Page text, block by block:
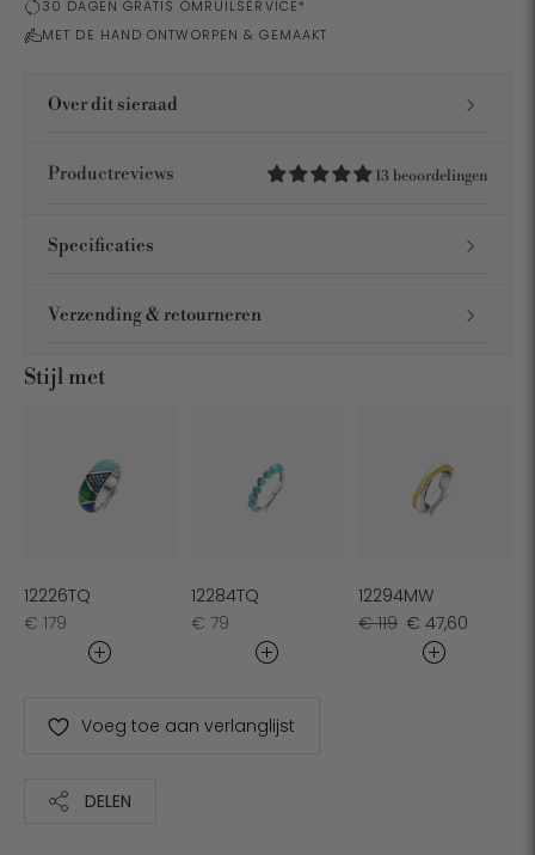
30 DAGEN GRATIS OMRUILSERVICE*
MET DE HAND ONTWORPEN & GEMAAKT
Over dit sieraad
Productreviews 13 beoordelingen
Specificaties
Verzending & retourneren
Stijl met
12226TQ
Normale
€ 179
12284TQ
Normale
€ 79
12294MW
Normale
€ 119 Sale-
prijs
€ 47,60
Voeg toe aan verlanglijst
DELEN